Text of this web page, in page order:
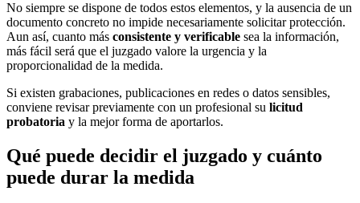
No siempre se dispone de todos estos elementos, y la ausencia de un
documento concreto no impide necesariamente solicitar protección.
Aun así, cuanto más consistente y verificable sea la información,
más fácil será que el juzgado valore la urgencia y la
proporcionalidad de la medida.
Si existen grabaciones, publicaciones en redes o datos sensibles,
conviene revisar previamente con un profesional su licitud
probatoria y la mejor forma de aportarlos.
Qué puede decidir el juzgado y cuánto
puede durar la medida